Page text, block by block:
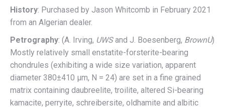
History: Purchased by Jason Whitcomb in February 2021
from an Algerian dealer.
Petrography: (A. Irving, UWSand J. Boesenberg, BrownU)
Mostly relatively small enstatite-forsterite-bearing
chondrules (exhibiting a wide size variation, apparent
diameter 380±410 µm, N = 24) are set in a fine grained
matrix containing daubreelite, troilite, altered Si-bearing
kamacite, perryite, schreibersite, oldhamite and albitic